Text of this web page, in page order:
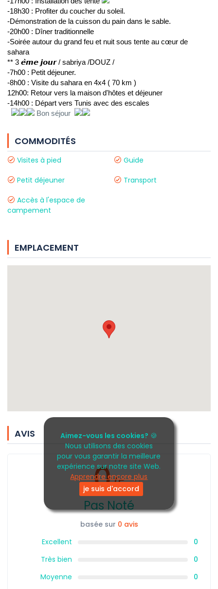
Aimez-vous les cookies? 🍪
Nous utilisons des cookies
pour vous garantir la meilleure
expérience sur notre site Web.
Apprendre encore plus
je suis d'accord
-18h30 : Profiter du coucher du soleil.
-Démonstration de la cuisson du pain dans le sable.
-20h00 : Dîner traditionnelle
-Soirée autour du grand feu et nuit sous tente au cœur de
sahara
** 3 𝙚̀𝙢𝙚 𝙟𝙤𝙪𝙧 / sabriya /DOUZ /
-7h00 : Petit déjeuner.
-8h00 : Visite du sahara en 4x4 ( 70 km )
12h00: Retour vers la maison d'hôtes et déjeuner
-14h00 : Départ vers Tunis avec des escales
Bon séjour
COMMODITÉS
Visites à pied Guide
Petit déjeuner Transport
Accès à l'espace de
campement
EMPLACEMENT
AVIS
0/5
Pas Noté
basée sur 0 avis
Excellent
0
Très bien
0
Moyenne
0